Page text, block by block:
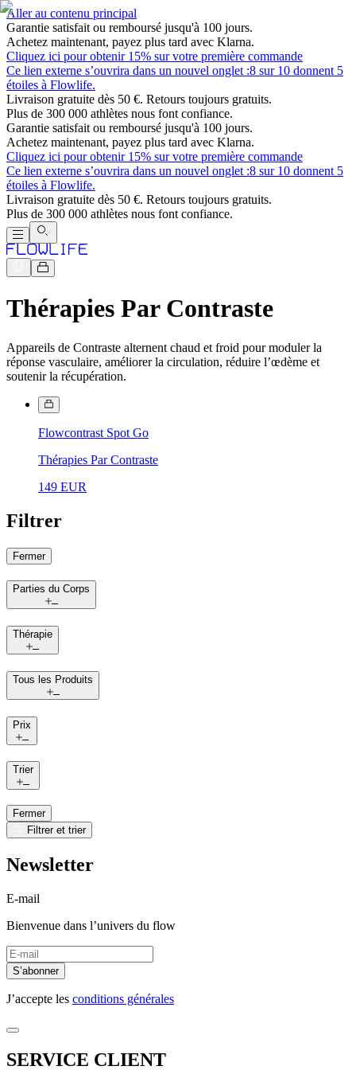
Aller au contenu principal
Garantie satisfait ou remboursé jusqu'à 100 jours.
Achetez maintenant, payez plus tard avec Klarna.
Cliquez ici pour obtenir 15% sur votre première commande
Ce lien externe s’ouvrira dans un nouvel onglet :8 sur 10 donnent 5
étoiles à Flowlife.
Livraison gratuite dès 50 €. Retours toujours gratuits.
Plus de 300 000 athlètes nous font confiance.
Garantie satisfait ou remboursé jusqu'à 100 jours.
Achetez maintenant, payez plus tard avec Klarna.
Cliquez ici pour obtenir 15% sur votre première commande
Ce lien externe s’ouvrira dans un nouvel onglet :8 sur 10 donnent 5
étoiles à Flowlife.
Livraison gratuite dès 50 €. Retours toujours gratuits.
Plus de 300 000 athlètes nous font confiance.
Thérapies Par Contraste
Appareils de Contraste alternent chaud et froid pour moduler la
réponse vasculaire, améliorer la circulation, réduire l’œdème et
soutenir la récupération.
Flowcontrast Spot Go
Thérapies Par Contraste
149 EUR
Filtrer
Fermer
Parties du Corps
Thérapie
Tous les Produits
Prix
Trier
Fermer
Filtrer et trier
Newsletter
E-mail
Bienvenue dans l’univers du flow
S’abonner
J’accepte les conditions générales
SERVICE CLIENT